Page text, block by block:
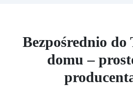
Bezpośrednio do
domu –